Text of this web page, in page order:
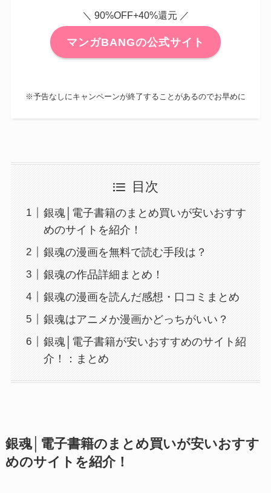
＼ 90%OFF+40%還元 ／
マンガBANGの公式サイト
※予告なしにキャンペーンが終了することがあるのでお早めに
目次
銀魂│電子書籍のまとめ買いが安いおすす
めのサイトを紹介！
銀魂の漫画を無料で読む手段は？
銀魂の作品詳細まとめ！
銀魂の漫画を読んだ感想・口コミまとめ
銀魂はアニメか漫画かどっちがいい？
銀魂│電子書籍が安いおすすめのサイト紹
介！：まとめ
銀魂│電子書籍のまとめ買いが安いおすす
めのサイトを紹介！